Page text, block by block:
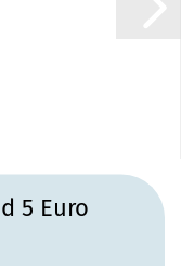
5 Euro